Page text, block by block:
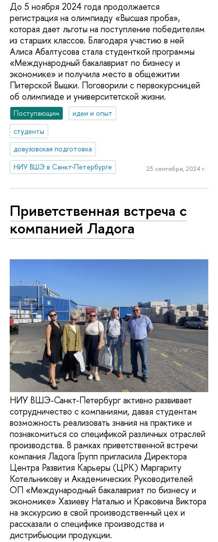
До 5 ноября 2024 года продолжается
регистрация на олимпиаду «Высшая проба»,
которая дает льготы на поступление победителям
из старших классов. Благодаря участию в ней
Алиса Абалтусова стала студенткой программы
«Международный бакалавриат по бизнесу и
экономике» и получила место в общежитии
Питерской Вышки. Поговорили с первокурсницей
об олимпиаде и университетской жизни.
Поступающим
идеи и опыт
студенты
довузовская подготовка
НИУ ВШЭ в Санкт-Петербурге
23 сентября, 2024 г.
Приветственная встреча с
компанией Ладога
НИУ ВШЭ-Санкт-Петербург активно развивает
сотрудничество с компаниями, давая студентам
возможность реализовать знания на практике и
познакомиться со спецификой различных отраслей
производства. В рамках приветственной встречи
компания Ладога Групп пригласила Директора
Центра Развития Карьеры (ЦРК) Маргариту
Котельникову и Академических Руководителей
ОП «Международный бакалавриат по бизнесу и
экономике» Хазиеву Наталью и Краковича Виктора
на экскурсию в свой производственный цех и
рассказали о специфике производства и
дистрибьюции продукции.